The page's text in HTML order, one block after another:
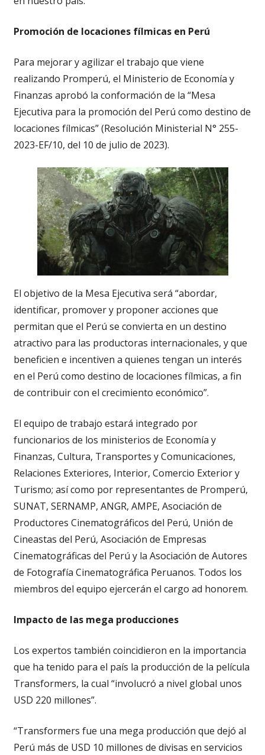
Promoción de locaciones fílmicas en Perú
Para mejorar y agilizar el trabajo que viene
realizando Promperú, el Ministerio de Economía y
Finanzas aprobó la conformación de la “Mesa
Ejecutiva para la promoción del Perú como destino de
locaciones fílmicas” (Resolución Ministerial N° 255-
2023-EF/10, del 10 de julio de 2023).
El objetivo de la Mesa Ejecutiva será “abordar,
identificar, promover y proponer acciones que
permitan que el Perú se convierta en un destino
atractivo para las productoras internacionales, y que
beneficien e incentiven a quienes tengan un interés
en el Perú como destino de locaciones fílmicas, a fin
de contribuir con el crecimiento económico”.
El equipo de trabajo estará integrado por
funcionarios de los ministerios de Economía y
Finanzas, Cultura, Transportes y Comunicaciones,
Relaciones Exteriores, Interior, Comercio Exterior y
Turismo; así como por representantes de Promperú,
SUNAT, SERNAMP, ANGR, AMPE, Asociación de
Productores Cinematográficos del Perú, Unión de
Cineastas del Perú, Asociación de Empresas
Cinematográficas del Perú y la Asociación de Autores
de Fotografía Cinematográfica Peruanos. Todos los
miembros del equipo ejercerán el cargo ad honorem.
Impacto de las mega producciones
Los expertos también coincidieron en la importancia
que ha tenido para el país la producción de la película
Transformers, la cual “involucró a nivel global unos
USD 220 millones”.
“Transformers fue una mega producción que dejó al
Perú más de USD 10 millones de divisas en servicios